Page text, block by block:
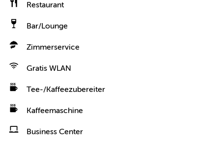
Restaurant
Bar/Lounge
Zimmerservice
Gratis WLAN
Tee-/Kaffeezubereiter
Kaffeemaschine
Business Center